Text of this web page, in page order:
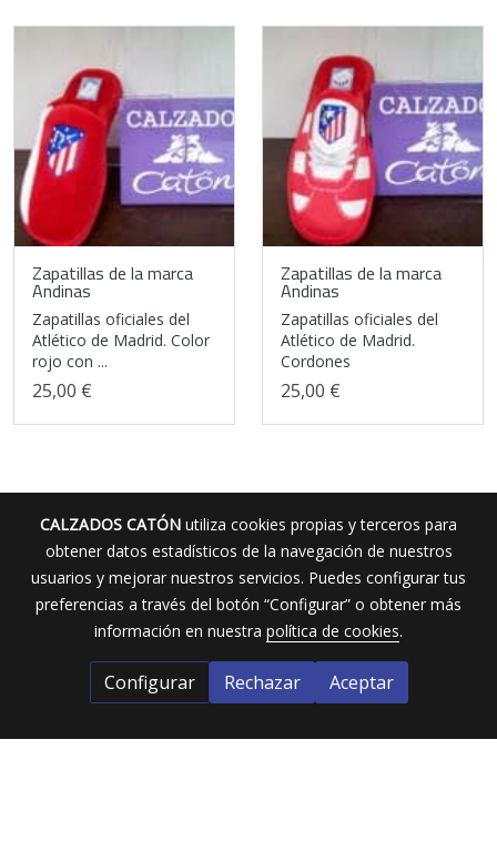
Zapatillas de la marca
Andinas
Zapatillas oficiales del
Atlético de Madrid. Color
rojo con ...
25,00 €
Zapatillas de la marca
Andinas
Zapatillas oficiales del
Atlético de Madrid.
Cordones
25,00 €
CALZADOS CATÓN utiliza cookies propias y terceros para
obtener datos estadísticos de la navegación de nuestros
usuarios y mejorar nuestros servicios. Puedes configurar tus
preferencias a través del botón “Configurar” o obtener más
información en nuestra política de cookies.
Configurar Rechazar Aceptar